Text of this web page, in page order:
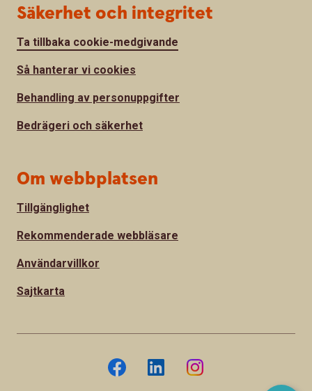
Säkerhet och integritet
Ta tillbaka cookie-medgivande
Så hanterar vi cookies
Behandling av personuppgifter
Bedrägeri och säkerhet
Om webbplatsen
Tillgänglighet
Rekommenderade webbläsare
Användarvillkor
Sajtkarta